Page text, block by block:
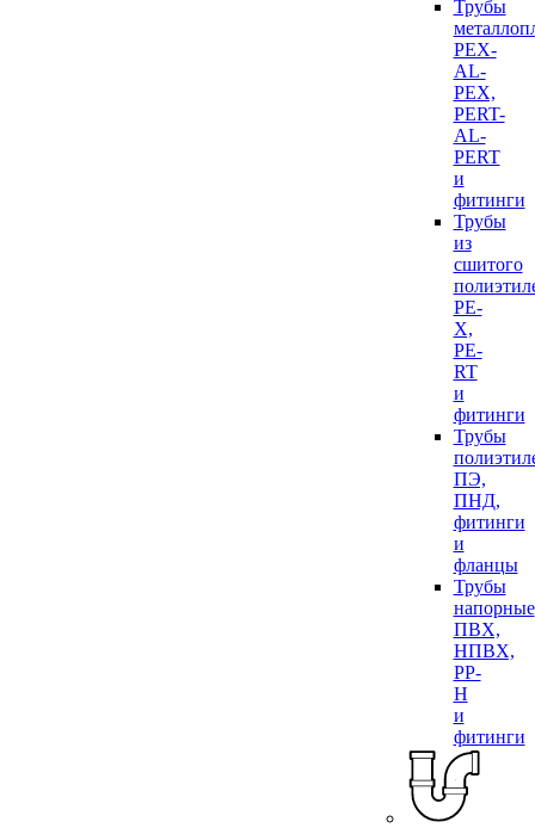
Трубы
PEX-
AL-
PEX,
PERT-
AL-
PERT
и
фитинги
Трубы
из
сшитого
PE-
X,
PE-
RT
и
фитинги
Трубы
ПЭ,
ПНД,
фитинги
и
фланцы
Трубы
напорные
ПВХ,
НПВХ,
PP-
H
и
фитинги